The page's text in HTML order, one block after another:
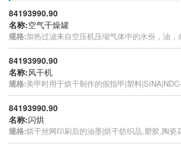
84193990.90
名称:空气干燥罐
规格:加热过滤来自空压机压缩气体中的水份，油，
84193990.90
名称:风干机
规格:美甲时用于烘干制作的假指甲|塑料
84193990.90
名称:闪烘
规格:烘干丝网印刷后的油墨|烘干纺织品,塑胶,陶瓷